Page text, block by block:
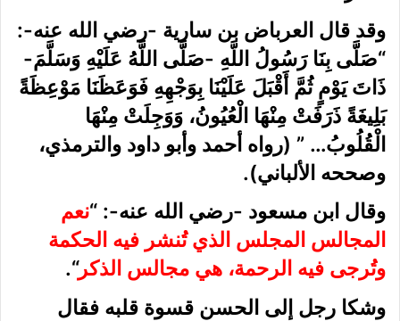
وقد قال العرباض بن سارية -رضي الله عنه-:
“صَلَّى بِنَا رَسُولُ اللَّهِ -صَلَّى اللَّهُ عَلَيْهِ وَسَلَّمَ-
ذَاتَ يَوْمٍ ثُمَّ أَقْبَلَ عَلَيْنَا بِوَجْهِهِ فَوَعَظَنَا مَوْعِظَةً
بَلِيغَةً ذَرَفَتْ مِنْهَا الْعُيُونُ، وَوَجِلَتْ مِنْهَا
الْقُلُوبُ… ” (رواه أحمد وأبو داود والترمذي،
وصححه الألباني).
وقال ابن مسعود -رضي الله عنه-: “نعم
المجالس المجلس الذي تُنشر فيه الحكمة
وتُرجى فيه الرحمة، هي مجالس الذكر“.
وشكا رجل إلى الحسن قسوة قلبه فقال